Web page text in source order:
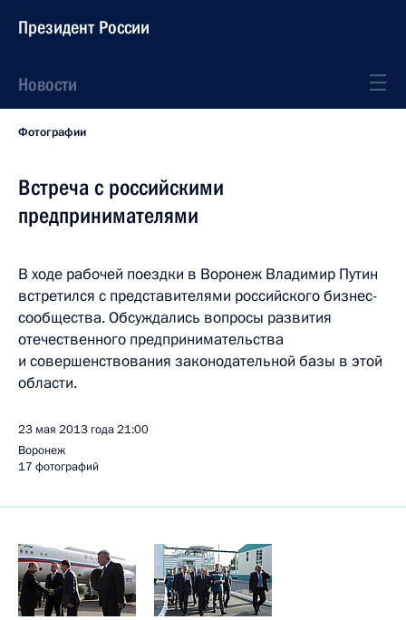
Президент России
Новости
Фотографии
Встреча с российскими
предпринимателями
В ходе рабочей поездки в Воронеж Владимир Путин
встретился с представителями российского бизнес-
сообщества. Обсуждались вопросы развития
отечественного предпринимательства
и совершенствования законодательной базы в этой
области.
23 мая 2013 года21:00
Воронеж
17 фотографий